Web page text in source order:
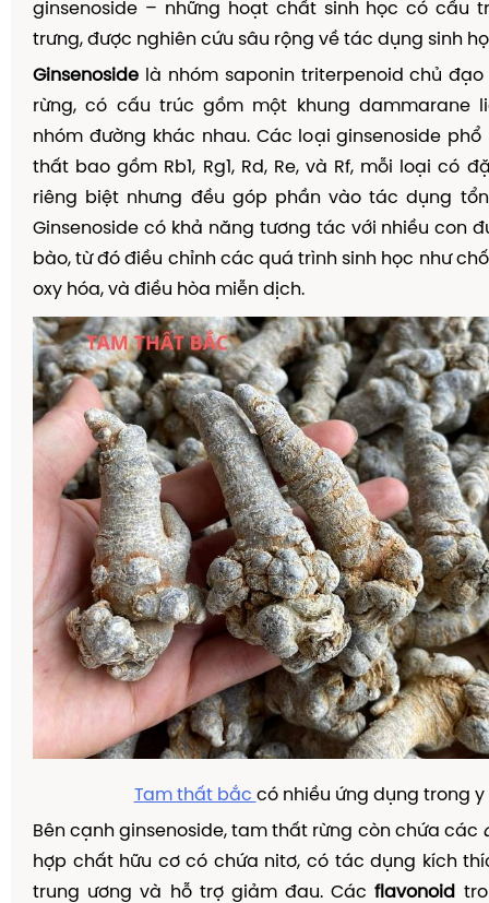
ginsenoside – những hoạt chất sinh học có cấu
trưng, được nghiên cứu sâu rộng về tác dụng sinh
Ginsenoside là nhóm saponin triterpenoid chủ
rừng, có cấu trúc gồm một khung dammarane
nhóm đường khác nhau. Các loại ginsenoside
thất bao gồm Rb1, Rg1, Rd, Re, và Rf, mỗi loại có
riêng biệt nhưng đều góp phần vào tác dụng
Ginsenoside có khả năng tương tác với nhiều con
bào, từ đó điều chỉnh các quá trình sinh học như
oxy hóa, và điều hòa miễn dịch.
Tam thất bắc có nhiều ứng dụng trong y
Bên cạnh ginsenoside, tam thất rừng còn chứa các
hợp chất hữu cơ có chứa nitơ, có tác dụng kích
trung ương và hỗ trợ giảm đau. Cácflavonoid